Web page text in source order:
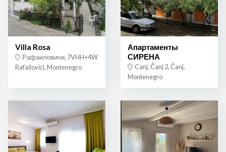
Villa Rosa
Рафаиловичи, 7VHH+4W
Rafailovići, Montenegro
Апартаменты
СИРЕНА
Canj, Čanj 2, Čanj,
Montenegro